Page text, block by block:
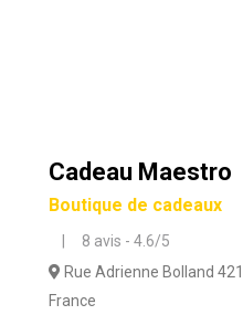
Cadeau Maestro
Boutique de cadeaux
| 8 avis - 4.6/5
Rue Adrienne Bolland
France